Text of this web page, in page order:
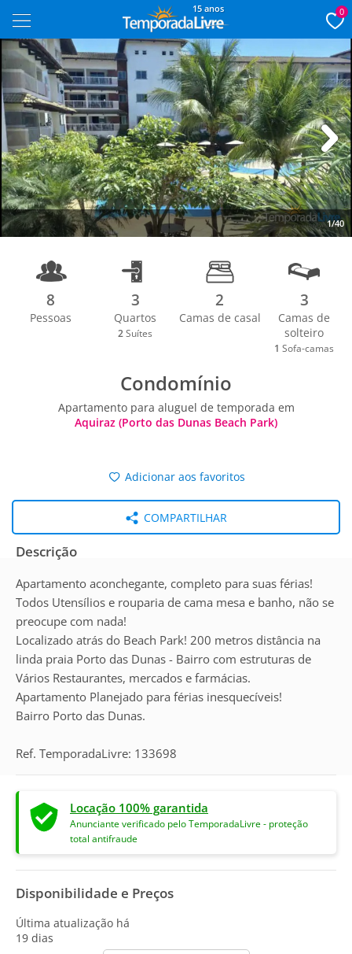
15 anos 0
1/40
Next
8
Pessoas
3
Quartos
2 Suítes
2
Camas de casal
3
Camas de
solteiro
1 Sofa-camas
Condomínio
Apartamento para aluguel de temporada em
Aquiraz (Porto das Dunas Beach Park)
Adicionar aos favoritos
COMPARTILHAR
Descrição
Apartamento aconchegante, completo para suas férias!
Todos Utensílios e rouparia de cama mesa e banho, não se
preocupe com nada!
Localizado atrás do Beach Park! 200 metros distância na
linda praia Porto das Dunas - Bairro com estruturas de
Vários Restaurantes, mercados e farmácias.
Apartamento Planejado para férias inesquecíveis!
Bairro Porto das Dunas.
Ref. TemporadaLivre: 133698
Locação 100% garantida
Anunciante verificado pelo TemporadaLivre - proteção
total antifraude
Disponibilidade e Preços
Última atualização há
19 dias